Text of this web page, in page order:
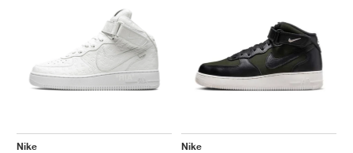
Nike
Nike